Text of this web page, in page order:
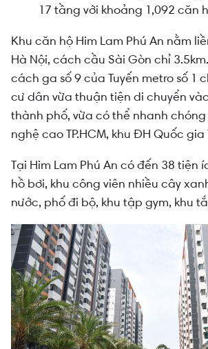
17 tầng với khoảng 1,092 căn
Khu căn hộ Him Lam Phú An nằm
Hà Nội, cách cầu Sài Gòn chỉ
cách ga số 9 của Tuyến metro số 1
cư dân vừa thuận tiện di chuyển
thành phố, vừa có thể nhanh
nghệ cao TP.HCM, khu ĐH Quốc gia
Tại Him Lam Phú An có đến 38 tiện
hồ bơi, khu công viên nhiều cây
nước, phố đi bộ, khu tập gym, khu